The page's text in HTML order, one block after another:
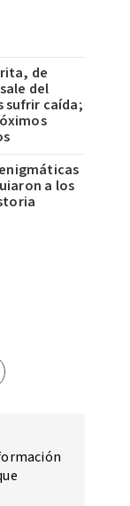
de
del
sufrir caída;
enigmáticas
a los